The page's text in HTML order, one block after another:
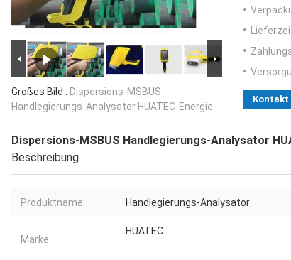
Großes Bild : Dispersions-MSBUS
Handlegierungs-Analysator HUATEC-Energie-
Kontakt
Dispersions-MSBUS Handlegierungs-Analysator
Beschreibung
Produktname: Handlegierungs-Analysator
Marke:
HUATEC